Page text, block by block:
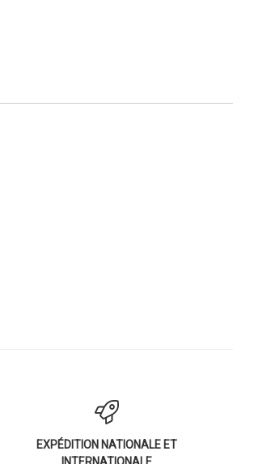
EXPÉDITION NATIONALE ET